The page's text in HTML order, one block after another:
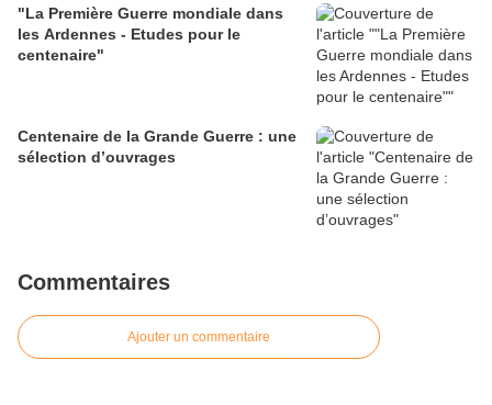
"La Première Guerre mondiale dans
les Ardennes - Etudes pour le
centenaire"
Centenaire de la Grande Guerre : une
sélection d’ouvrages
Commentaires
Ajouter un commentaire